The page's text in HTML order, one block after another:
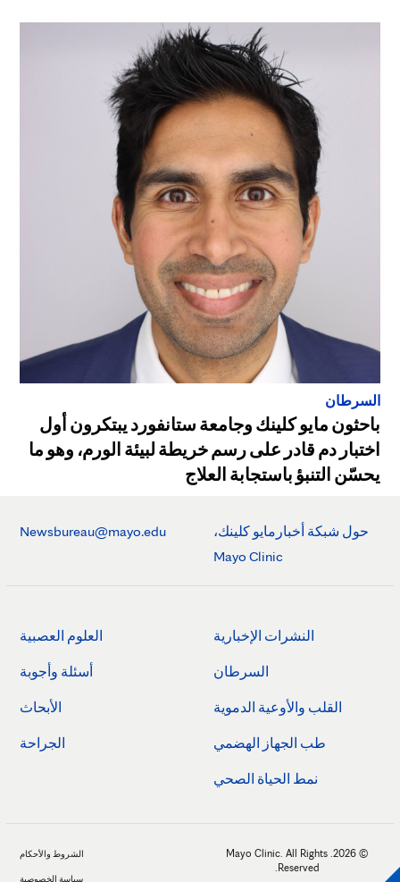
السرطان
باحثون مايو كلينك وجامعة ستانفورد يبتكرون أول
اختبار دم قادر على رسم خريطة لبيئة الورم، وهو ما
يحسّن التنبؤ باستجابة العلاج
حول شبكة أخبارمايو كلينك،
Mayo Clinic
Newsbureau@mayo.edu
النشرات الإخبارية
السرطان
القلب والأوعية الدموية
طب الجهاز الهضمي
نمط الحياة الصحي
العلوم العصبية
أسئلة وأجوبة
الأبحاث
الجراحة
الشروط والأحكام
سياسة الخصوصية
© 2026. Mayo Clinic. All Rights
Reserved.